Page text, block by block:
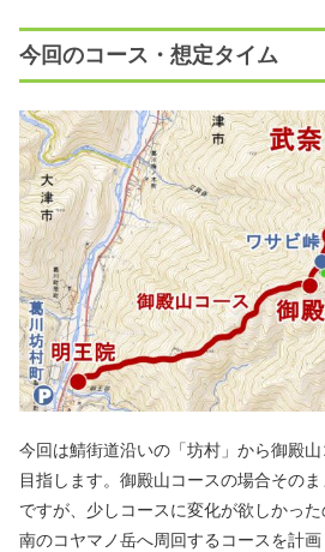
今回のコース・想定タイム
今回は鯖街道沿いの「坊村」から御殿
目指します。御殿山コースの場合その
ですが、少しコースに変化が欲しかっ
南のコヤマノ岳へ周回するコースを計画